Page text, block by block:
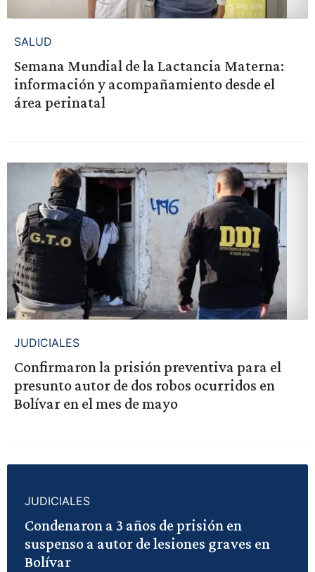
SALUD
Semana Mundial de la Lactancia Materna:
información y acompañamiento desde el
área perinatal
JUDICIALES
Confirmaron la prisión preventiva para el
presunto autor de dos robos ocurridos en
Bolívar en el mes de mayo
JUDICIALES
Condenaron a 3 años de prisión en
suspenso a autor de lesiones graves en
Bolívar